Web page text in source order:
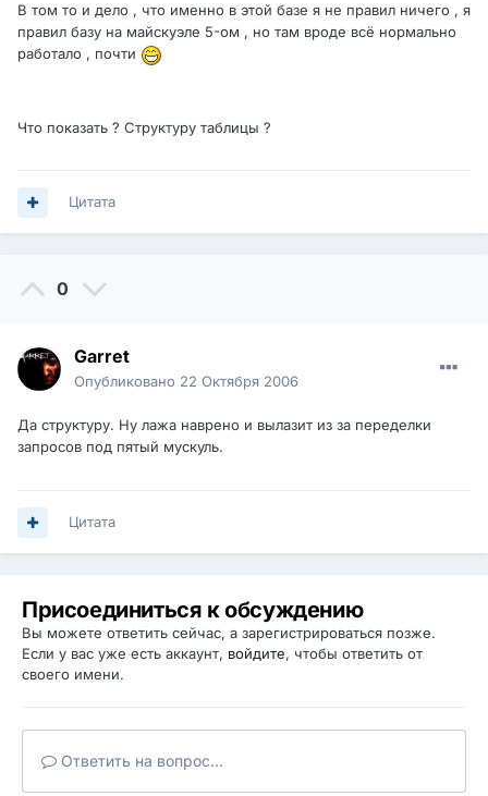
В том то и дело , что именно в этой базе я не правил ничего , я
правил базу на майскуэле 5-ом , но там вроде всё нормально
работало , почти
Что показать ? Структуру таблицы ?
Цитата
0
Garret
Опубликовано 22 Октября 2006
Да структуру. Ну лажа наврено и вылазит из за переделки
запросов под пятый мускуль.
Цитата
Присоединиться к обсуждению
Вы можете ответить сейчас, а зарегистрироваться позже.
Если у вас уже есть аккаунт, войдите, чтобы ответить от
своего имени.
Ответить на вопрос...